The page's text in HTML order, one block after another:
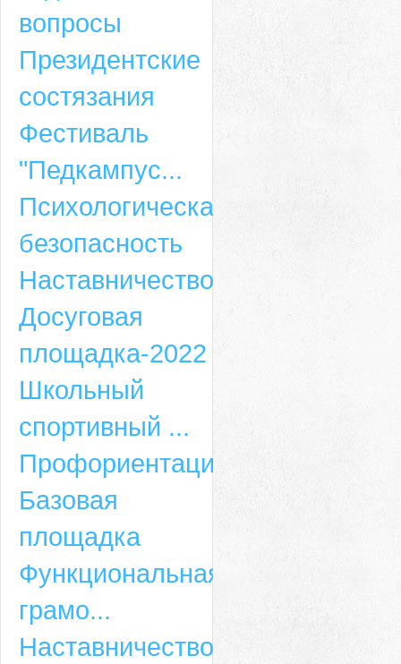
вопросы
Президентские
состязания
Фестиваль
"Педкампус...
Психологическая
безопасность
Наставничество
Досуговая
площадка-2022
Школьный
спортивный ...
Профориентация
Базовая
площадка
Функциональная
грамо...
Наставничество